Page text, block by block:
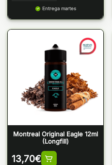
Entrega martes
Montreal Original Eagle 12ml
(Longfill)
13,70€